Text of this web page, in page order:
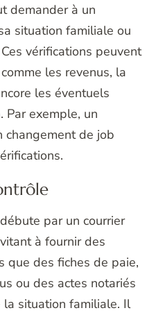
demander à un
situation familiale ou
vérifications peuvent
les revenus, la
les éventuels
Par exemple, un
changement de job
par un courrier
à fournir des
que des fiches de paie,
ou des actes notariés
la situation familiale. Il